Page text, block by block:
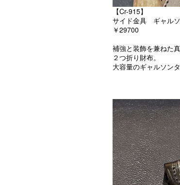
【Cr-915】
サイド金具 ギャル
￥29700
補強と装飾を兼ねた
２つ折り財布。
大容量のギャルソン